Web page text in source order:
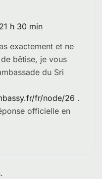
h 30 min
exactement et ne
bêtise, je vous
du Sri
fr/node/26 .
officielle en